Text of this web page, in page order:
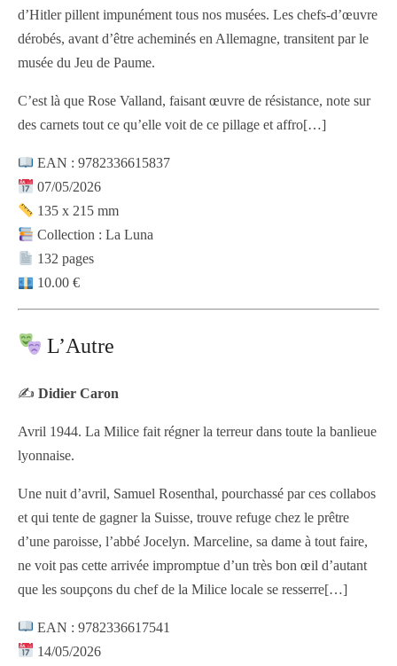
d’Hitler pillent impunément tous nos musées. Les chefs-d’œuvre
dérobés, avant d’être acheminés en Allemagne, transitent par le
musée du Jeu de Paume.
C’est là que Rose Valland, faisant œuvre de résistance, note sur
des carnets tout ce qu’elle voit de ce pillage et affro[…]
EAN : 9782336615837
07/05/2026
135 x 215 mm
Collection : La Luna
132 pages
10.00 €
L’Autre
✍️ Didier Caron
Avril 1944. La Milice fait régner la terreur dans toute la banlieue
lyonnaise.
Une nuit d’avril, Samuel Rosenthal, pourchassé par ces collabos
et qui tente de gagner la Suisse, trouve refuge chez le prêtre
d’une paroisse, l’abbé Jocelyn. Marceline, sa dame à tout faire,
ne voit pas cette arrivée impromptue d’un très bon œil d’autant
que les soupçons du chef de la Milice locale se resserre[…]
EAN : 9782336617541
14/05/2026